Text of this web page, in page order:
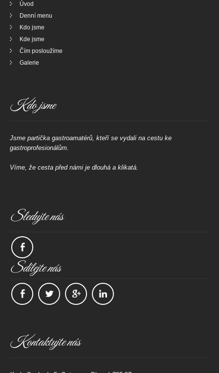
Úvod
Denní menu
Kdo jsme
Kde jsme
Čím posloužíme
Galerie
Kdo jsme
Jsme partička gastroamatérů, kteří se vydali na cestu ke
gastroprofesionálům.
Víme, že cesta před námi je dlouhá a klikatá.
Sledujte nás
Sdílejte nás
Kontaktujte nás